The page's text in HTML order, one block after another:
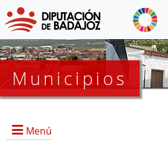
Municipios
Menú